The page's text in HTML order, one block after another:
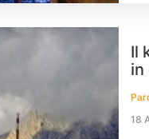
Il
in
18